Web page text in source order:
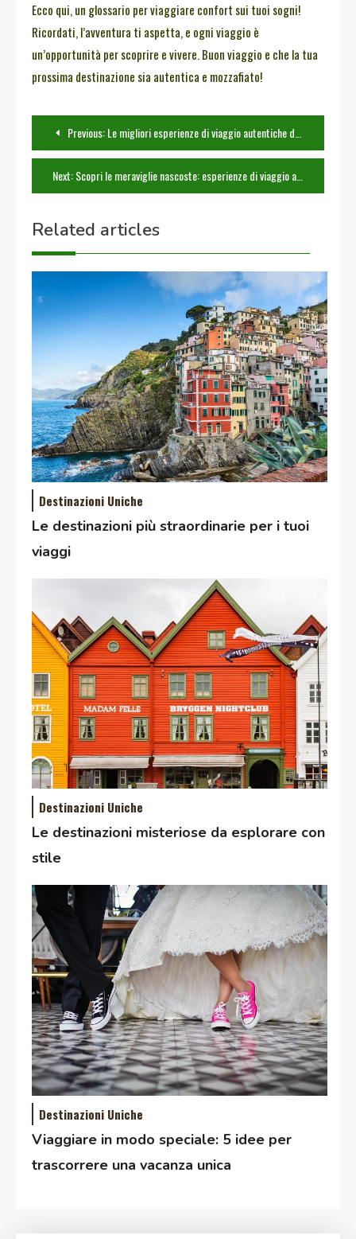
Ecco qui, un glossario per viaggiare confort sui tuoi sogni!
Ricordati, l’avventura ti aspetta, e ogni viaggio è
un’opportunità per scoprire e vivere. Buon viaggio e che la tua
prossima destinazione sia autentica e mozzafiato!
Navigazione
articoli
Previous:Le migliori esperienze di viaggio autentiche da provare
Next:Scopri le meraviglie nascoste: esperienze di viaggio autentiche
Related articles
Destinazioni Uniche
Le destinazioni più straordinarie per i tuoi
viaggi
Destinazioni Uniche
Le destinazioni misteriose da esplorare con
stile
Destinazioni Uniche
Viaggiare in modo speciale: 5 idee per
trascorrere una vacanza unica